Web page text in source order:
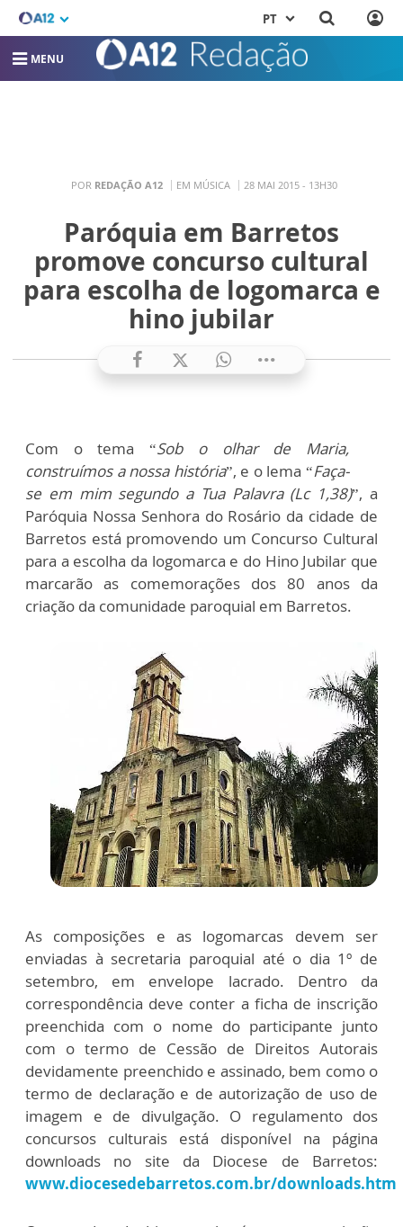
PT
MENU
POR REDAÇÃO A12 EM MÚSICA 28 MAI 2015 - 13H30
Paróquia em Barretos
promove concurso cultural
para escolha de logomarca e
hino jubilar
Com o tema “Sob o olhar de Maria,
construímos a nossa história”, e o lema “Faça-
se em mim segundo a Tua Palavra (Lc 1,38)”, a
Paróquia Nossa Senhora do Rosário da cidade de
Barretos está promovendo um Concurso Cultural
para a escolha da logomarca e do Hino Jubilar que
marcarão as comemorações dos 80 anos da
criação da comunidade paroquial em Barretos.
As composições e as logomarcas devem ser
enviadas à secretaria paroquial até o dia 1º de
setembro, em envelope lacrado. Dentro da
correspondência deve conter a ficha de inscrição
preenchida com o nome do participante junto
com o termo de Cessão de Direitos Autorais
devidamente preenchido e assinado, bem como o
termo de declaração e de autorização de uso de
imagem e de divulgação. O regulamento dos
concursos culturais está disponível na página
downloads no site da Diocese de Barretos:
www.diocesedebarretos.com.br/downloads.htm